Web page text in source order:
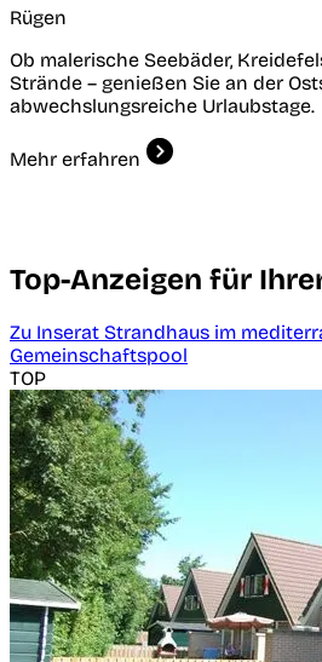
Rügen
Ob malerische Seebäder,
Strände – genießen Sie an der
abwechslungsreiche Urlaubstage.
Mehr erfahren
Top-Anzeigen für
Zu Inserat Strandhaus im
Gemeinschaftspool
TOP